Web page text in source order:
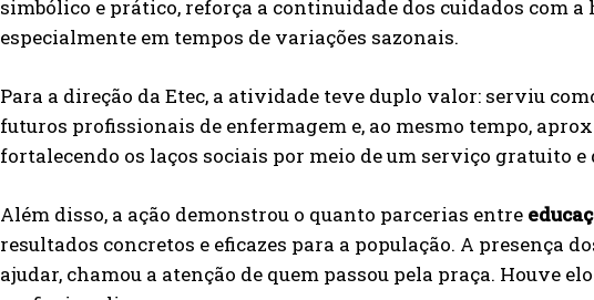
simbólico e prático, reforça a continuidade dos cuidados com
especialmente em tempos de variações sazonais.
Para a direção da Etec, a atividade teve duplo valor: serviu
futuros profissionais de enfermagem e, ao mesmo tempo,
fortalecendo os laços sociais por meio de um serviço gratuito
Além disso, a ação demonstrou o quanto parcerias entre
resultados concretos e eficazes para a população. A presença
ajudar, chamou a atenção de quem passou pela praça. Houve